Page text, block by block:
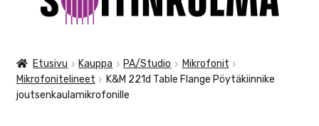
NUOTIT
TARVIKKEET
Etusivu Kauppa PA/Studio
Mikrofonit
Mikrofonitelineet
K&M 221d Table Flange Pöytäkiinnike
joutsenkaulamikrofonille